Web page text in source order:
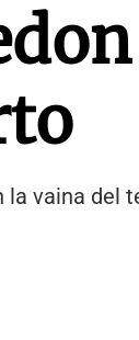
la vaina del